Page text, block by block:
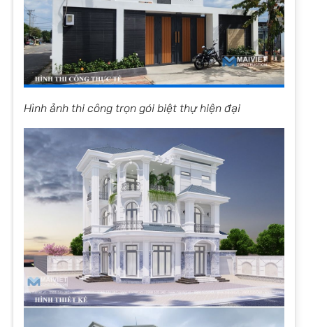
Hình ảnh thi công trọn gói biệt thự hiện đại